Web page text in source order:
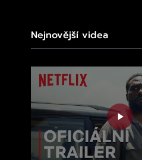
Nejnovější videa